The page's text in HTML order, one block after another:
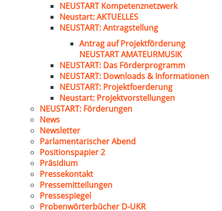
NEUSTART Kompetenznetzwerk
Neustart: AKTUELLES
NEUSTART: Antragstellung
Antrag auf Projektförderung
NEUSTART AMATEURMUSIK
NEUSTART: Das Förderprogramm
NEUSTART: Downloads & Informationen
NEUSTART: Projektfoerderung
Neustart: Projektvorstellungen
NEUSTART: Förderungen
News
Newsletter
Parlamentarischer Abend
Positionspapier 2
Präsidium
Pressekontakt
Pressemitteilungen
Pressespiegel
Probenwörterbücher D-UKR